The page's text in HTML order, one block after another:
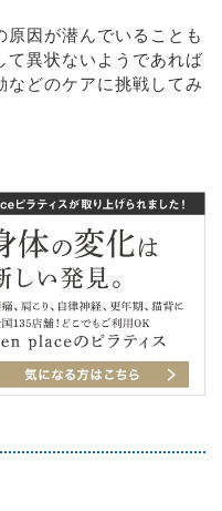
因が潜んでいることも
て異状ないようであれば
などのケアに挑戦してみ